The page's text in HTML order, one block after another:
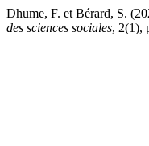
Dhume, F. et Bérard, S.
des sciences sociales, 2(1),